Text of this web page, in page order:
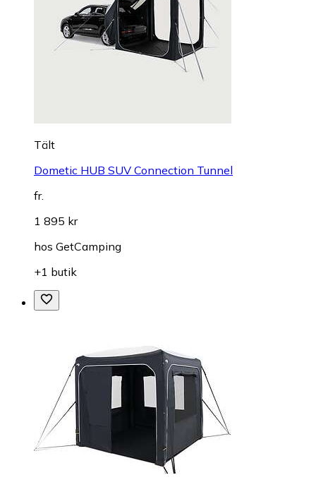
Tält
Dometic HUB SUV Connection Tunnel
fr.
1 895 kr
hos GetCamping
+1 butik